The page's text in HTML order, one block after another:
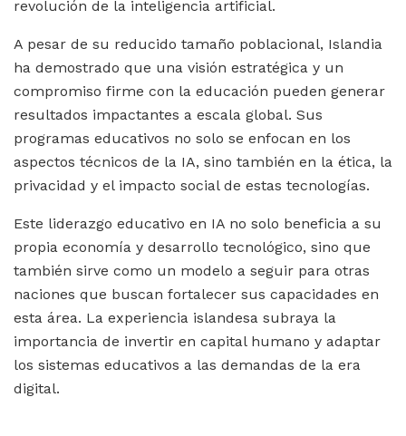
revolución de la inteligencia artificial.
A pesar de su reducido tamaño poblacional, Islandia
ha demostrado que una visión estratégica y un
compromiso firme con la educación pueden generar
resultados impactantes a escala global. Sus
programas educativos no solo se enfocan en los
aspectos técnicos de la IA, sino también en la ética, la
privacidad y el impacto social de estas tecnologías.
Este liderazgo educativo en IA no solo beneficia a su
propia economía y desarrollo tecnológico, sino que
también sirve como un modelo a seguir para otras
naciones que buscan fortalecer sus capacidades en
esta área. La experiencia islandesa subraya la
importancia de invertir en capital humano y adaptar
los sistemas educativos a las demandas de la era
digital.